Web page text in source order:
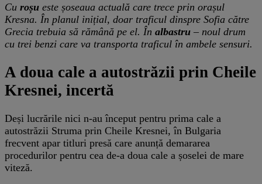
Cu roșu este șoseaua actuală care trece prin orașul
Kresna. În planul inițial, doar traficul dinspre Sofia către
Grecia trebuia să rămână pe el. În albastru – noul drum
cu trei benzi care va transporta traficul în ambele sensuri.
A doua cale a autostrăzii prin Cheile
Kresnei, incertă
Deși lucrările nici n-au început pentru prima cale a
autostrăzii Struma prin Cheile Kresnei, în Bulgaria
frecvent apar titluri presă care anunță demararea
procedurilor pentru cea de-a doua cale a șoselei de mare
viteză.